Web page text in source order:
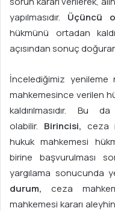
yapılmasıdır. Üçüncü
hükmünü ortadan
açısından sonuç
İncelediğimiz yenileme
mahkemesince verilen
kaldırılmasıdır. Bu da
olabilir. Birincisi, ceza
hukuk mahkemesi
birine başvurulması
yargılama sonucunda
durum, ceza
mahkemesi kararı